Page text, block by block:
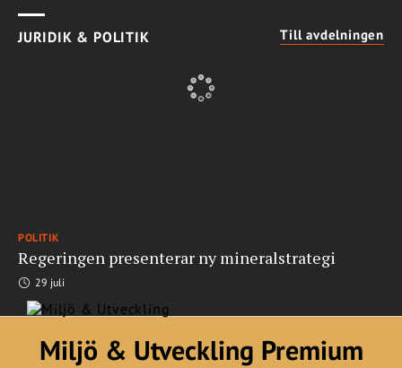
JURIDIK & POLITIK Till avdelningen
POLITIK
Regeringen presenterar ny mineralstrategi
29 juli
Miljö & Utveckling Premium